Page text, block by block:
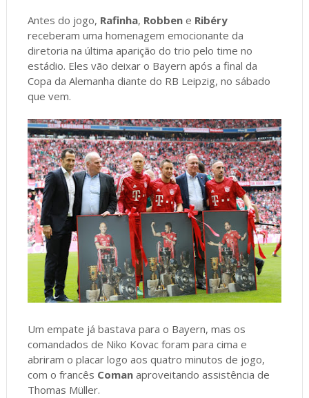
Antes do jogo, Rafinha, Robbene Ribéry
receberam uma homenagem emocionante da
diretoria na última aparição do trio pelo time no
estádio. Eles vão deixar o Bayern após a final da
Copa da Alemanha diante do RB Leipzig, no sábado
que vem.
Um empate já bastava para o Bayern, mas os
comandados de Niko Kovac foram para cima e
abriram o placar logo aos quatro minutos de jogo,
com o francês Comanaproveitando assistência de
Thomas Müller.